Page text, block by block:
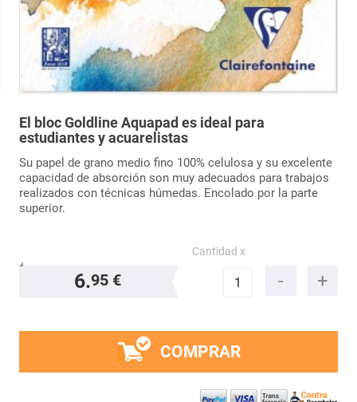
El bloc Goldline Aquapad es ideal para
estudiantes y acuarelistas
Su papel de grano medio fino 100% celulosa y su excelente
capacidad de absorción son muy adecuados para trabajos
realizados con técnicas húmedas. Encolado por la parte
superior.
6.95 €
Cantidad x
COMPRAR